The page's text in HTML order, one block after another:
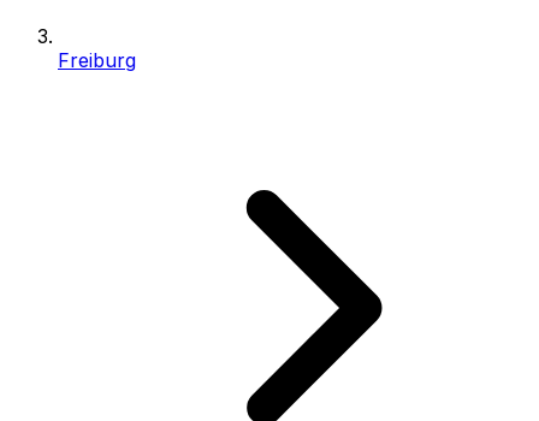
Freiburg